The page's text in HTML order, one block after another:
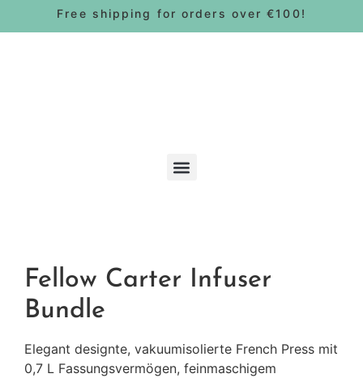
Free shipping for orders over €100!
Fellow Carter Infuser
Bundle
Elegant designte, vakuumisolierte French Press mit
0,7 L Fassungsvermögen, feinmaschigem